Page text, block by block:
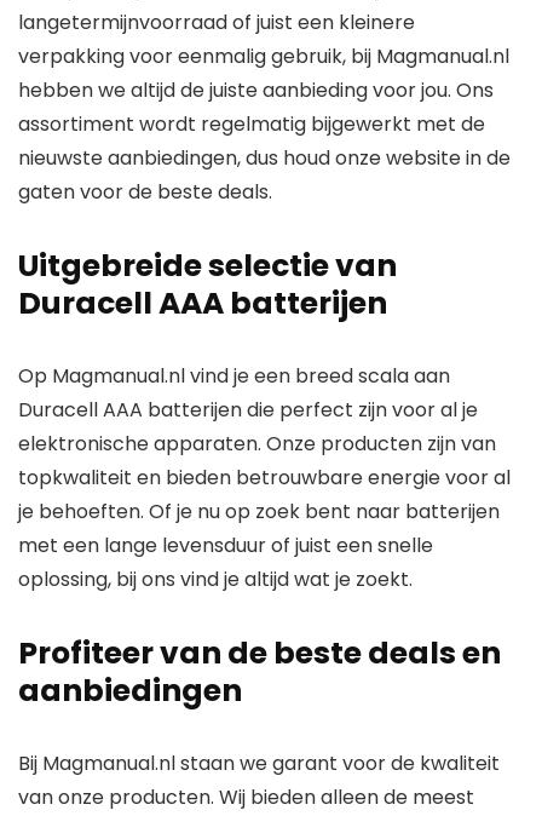
langetermijnvoorraad of juist een kleinere
verpakking voor eenmalig gebruik, bij Magmanual.nl
hebben we altijd de juiste aanbieding voor jou. Ons
assortiment wordt regelmatig bijgewerkt met de
nieuwste aanbiedingen, dus houd onze website in de
gaten voor de beste deals.
Uitgebreide selectie van
Duracell AAA batterijen
Op Magmanual.nlvind je een breed scala aan
Duracell AAA batterijendie perfect zijn voor al je
elektronische apparaten. Onze producten zijn van
topkwaliteit en bieden betrouwbare energie voor al
je behoeften. Of je nu op zoek bent naar batterijen
met een lange levensduur of juist een snelle
oplossing, bij ons vind je altijd wat je zoekt.
Profiteer van de beste deals en
aanbiedingen
Bij Magmanual.nlstaan we garant voor de kwaliteit
van onze producten. Wij bieden alleen de meest